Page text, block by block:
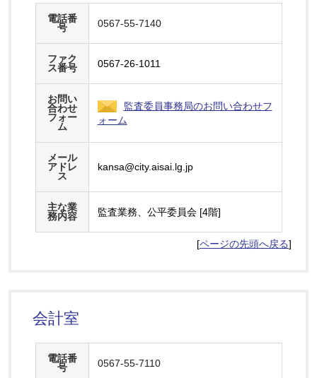
電話番
号
0567-55-7140
ファク
ス番号
0567-26-1011
お問い
合わせ
フォー
ム
監査委員事務局のお問い合わせフ
ォーム
メール
アドレ
ス
kansa@city.aisai.lg.jp
主な業
務内容
監査業務、公平委員会 [4階]
[ページの先頭へ戻る]
会計室
電話番
号
0567-55-7110